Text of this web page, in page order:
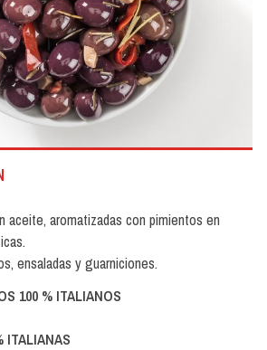
aceite, aromatizadas con pimientos en
ensaladas y guarniciones.
100 % ITALIANOS
ITALIANAS